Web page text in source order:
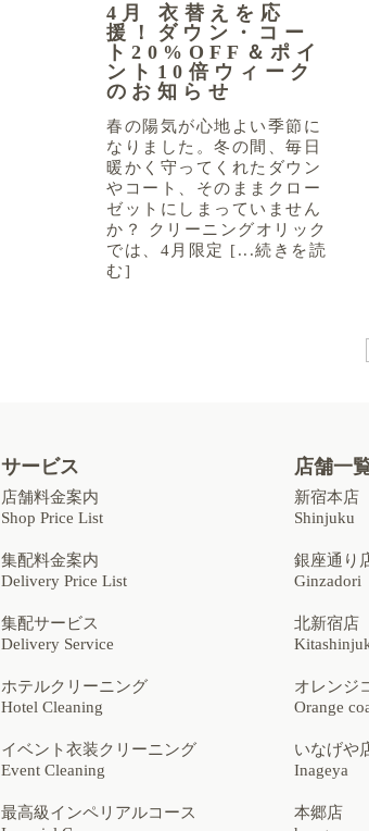
4月 衣替えを応
援！ダウン・コー
ト20%OFF＆ポイ
ント10倍ウィーク
のお知らせ
春の陽気が心地よい季節に
なりました。冬の間、毎日
暖かく守ってくれたダウン
やコート、そのままクロー
ゼットにしまっていません
か？ クリーニングオリック
では、4月限定 [...続きを読
む]
サービス
店舗料金案内
Shop Price List
集配料金案内
Delivery Price List
集配サービス
Delivery Service
ホテルクリーニング
Hotel Cleaning
イベント衣装クリーニング
Event Cleaning
最高級インペリアルコース
店舗一
新宿本店
Shinjuku
銀座通り
Ginzadori
北新宿店
オレンジ
Orange
いなげや
Inageya
本郷店